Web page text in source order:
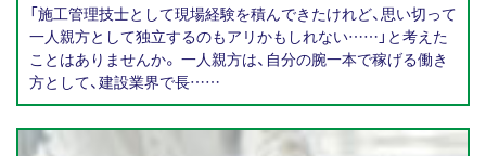
「施工管理技士として現場経験を積んできたけれど、思い切って
一人親方として独立するのもアリかもしれない……」と考えた
ことはありませんか。 一人親方は、自分の腕一本で稼げる働き
方として、建設業界で長……